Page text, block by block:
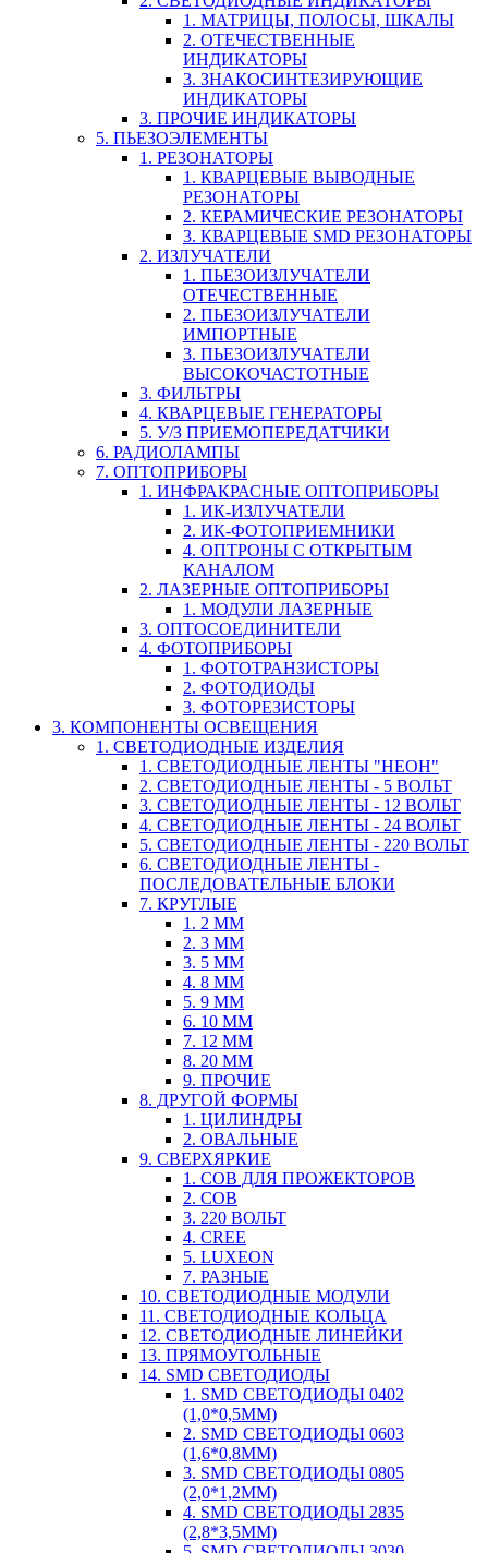
1. МАТРИЦЫ, ПОЛОСЫ, ШКАЛЫ
2. ОТЕЧЕСТВЕННЫЕ
ИНДИКАТОРЫ
3. ЗНАКОСИНТЕЗИРУЮЩИЕ
ИНДИКАТОРЫ
3. ПРОЧИЕ ИНДИКАТОРЫ
5. ПЬЕЗОЭЛЕМЕНТЫ
1. РЕЗОНАТОРЫ
1. КВАРЦЕВЫЕ ВЫВОДНЫЕ
РЕЗОНАТОРЫ
2. КЕРАМИЧЕСКИЕ РЕЗОНАТОРЫ
3. КВАРЦЕВЫЕ SMD РЕЗОНАТОРЫ
2. ИЗЛУЧАТЕЛИ
1. ПЬЕЗОИЗЛУЧАТЕЛИ
ОТЕЧЕСТВЕННЫЕ
2. ПЬЕЗОИЗЛУЧАТЕЛИ
ИМПОРТНЫЕ
3. ПЬЕЗОИЗЛУЧАТЕЛИ
ВЫСОКОЧАСТОТНЫЕ
3. ФИЛЬТРЫ
4. КВАРЦЕВЫЕ ГЕНЕРАТОРЫ
5. У/З ПРИЕМОПЕРЕДАТЧИКИ
6. РАДИОЛАМПЫ
7. ОПТОПРИБОРЫ
1. ИНФРАКРАСНЫЕ ОПТОПРИБОРЫ
1. ИК-ИЗЛУЧАТЕЛИ
2. ИК-ФОТОПРИЕМНИКИ
4. ОПТРОНЫ С ОТКРЫТЫМ
КАНАЛОМ
2. ЛАЗЕРНЫЕ ОПТОПРИБОРЫ
1. МОДУЛИ ЛАЗЕРНЫЕ
3. ОПТОСОЕДИНИТЕЛИ
4. ФОТОПРИБОРЫ
1. ФОТОТРАНЗИСТОРЫ
2. ФОТОДИОДЫ
3. ФОТОРЕЗИСТОРЫ
3. КОМПОНЕНТЫ ОСВЕЩЕНИЯ
1. СВЕТОДИОДНЫЕ ИЗДЕЛИЯ
1. СВЕТОДИОДНЫЕ ЛЕНТЫ "НЕОН"
2. СВЕТОДИОДНЫЕ ЛЕНТЫ - 5 ВОЛЬТ
3. СВЕТОДИОДНЫЕ ЛЕНТЫ - 12 ВОЛЬТ
4. СВЕТОДИОДНЫЕ ЛЕНТЫ - 24 ВОЛЬТ
5. СВЕТОДИОДНЫЕ ЛЕНТЫ - 220 ВОЛЬТ
6. СВЕТОДИОДНЫЕ ЛЕНТЫ -
ПОСЛЕДОВАТЕЛЬНЫЕ БЛОКИ
7. КРУГЛЫЕ
1. 2 ММ
2. 3 ММ
3. 5 ММ
4. 8 ММ
5. 9 ММ
6. 10 ММ
7. 12 ММ
8. 20 ММ
9. ПРОЧИЕ
8. ДРУГОЙ ФОРМЫ
1. ЦИЛИНДРЫ
2. ОВАЛЬНЫЕ
9. СВЕРХЯРКИЕ
1. COB ДЛЯ ПРОЖЕКТОРОВ
2. COB
3. 220 ВОЛЬТ
4. CREE
5. LUXEON
7. РАЗНЫЕ
10. СВЕТОДИОДНЫЕ МОДУЛИ
11. СВЕТОДИОДНЫЕ КОЛЬЦА
12. СВЕТОДИОДНЫЕ ЛИНЕЙКИ
13. ПРЯМОУГОЛЬНЫЕ
14. SMD СВЕТОДИОДЫ
1. SMD СВЕТОДИОДЫ 0402
(1,0*0,5ММ)
2. SMD СВЕТОДИОДЫ 0603
(1,6*0,8ММ)
3. SMD СВЕТОДИОДЫ 0805
(2,0*1,2ММ)
4. SMD СВЕТОДИОДЫ 2835
(2,8*3,5ММ)